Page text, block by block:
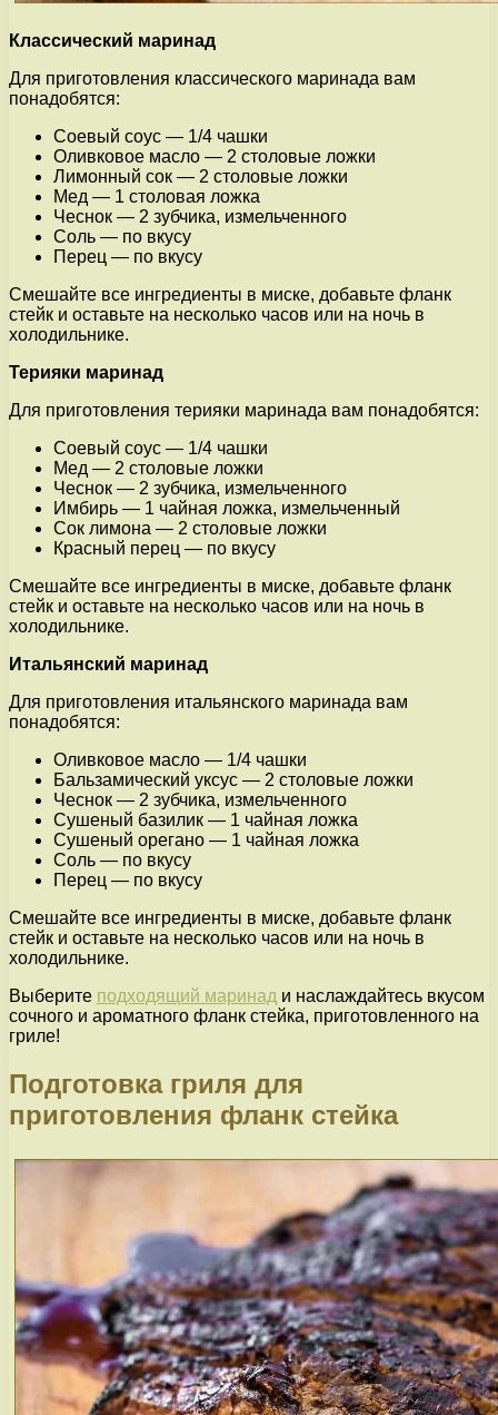
Классический маринад
Для приготовления классического маринада вам
понадобятся:
Соевый соус — 1/4 чашки
Оливковое масло — 2 столовые ложки
Лимонный сок — 2 столовые ложки
Мед — 1 столовая ложка
Чеснок — 2 зубчика, измельченного
Соль — по вкусу
Перец — по вкусу
Смешайте все ингредиенты в миске, добавьте фланк
стейк и оставьте на несколько часов или на ночь в
холодильнике.
Терияки маринад
Для приготовления терияки маринада вам понадобятся:
Соевый соус — 1/4 чашки
Мед — 2 столовые ложки
Чеснок — 2 зубчика, измельченного
Имбирь — 1 чайная ложка, измельченный
Сок лимона — 2 столовые ложки
Красный перец — по вкусу
Смешайте все ингредиенты в миске, добавьте фланк
стейк и оставьте на несколько часов или на ночь в
холодильнике.
Итальянский маринад
Для приготовления итальянского маринада вам
понадобятся:
Оливковое масло — 1/4 чашки
Бальзамический уксус — 2 столовые ложки
Чеснок — 2 зубчика, измельченного
Сушеный базилик — 1 чайная ложка
Сушеный орегано — 1 чайная ложка
Соль — по вкусу
Перец — по вкусу
Смешайте все ингредиенты в миске, добавьте фланк
стейк и оставьте на несколько часов или на ночь в
холодильнике.
Выберите подходящий маринад и наслаждайтесь вкусом
сочного и ароматного фланк стейка, приготовленного на
гриле!
Подготовка гриля для
приготовления фланк стейка